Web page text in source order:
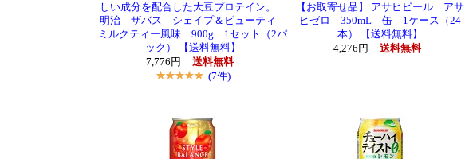
しい成分を配合した大豆プロテイン。
明治 ザバス シェイプ＆ビューティ
ミルクティー風味 900g 1セット（2パ
ック） 【送料無料】
7,776円
送料無料
(7件)
【お取寄せ品】 アサヒビール アサ
ヒゼロ 350mL 缶 1ケース（24
本） 【送料無料】
4,276円
送料無料